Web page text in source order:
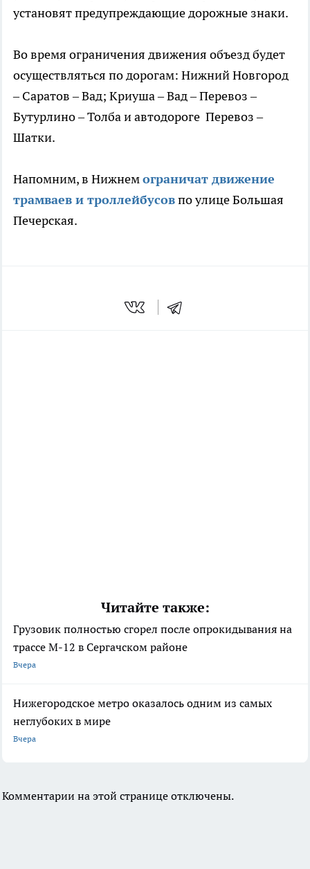
установят предупреждающие дорожные знаки.
Во время ограничения движения объезд будет
осуществляться по дорогам: Нижний Новгород
– Саратов – Вад; Криуша – Вад – Перевоз –
Бутурлино – Толба и автодороге Перевоз –
Шатки.
Напомним, в Нижнемограничат движение
трамваев и троллейбусовпо улице Большая
Печерская.
Читайте также:
Грузовик полностью сгорел после опрокидывания на
трассе М-12 в Сергачском районе
Вчера
Нижегородское метро оказалось одним из самых
неглубоких в мире
Вчера
Комментарии на этой странице отключены.